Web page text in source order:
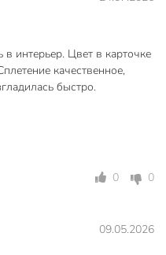
в интерьер. Цвет в карточке
качественное,
быстро.
0 0
09.05.2026